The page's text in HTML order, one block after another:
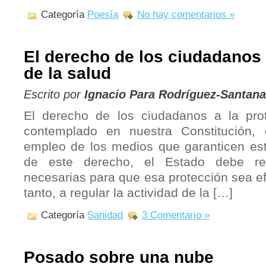
Categoría Poesía No hay comentarios »
El derecho de los
de la salud
Escrito por Ignacio Para Rodríguez-Santana
El derecho de los ciudadanos a la
contemplado en nuestra
empleo de los medios que garanticen
de este derecho, el Estado debe
necesarias para que esa protección sea
tanto, a regular la actividad de la […]
Categoría Sanidad 3 Comentario »
Posado sobre una nube